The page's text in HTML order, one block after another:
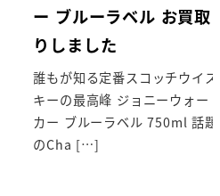
ー ブルーラベル お買取
りしました
誰もが知る定番スコッチウイス
キーの最高峰 ジョニーウォー
カー ブルーラベル 750ml 話題
のCha […]